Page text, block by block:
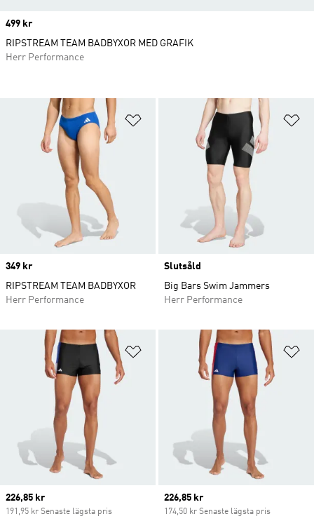
Lägg till på önskelistan
Price
349 kr
RIPSTREAM TEAM BADBYXOR
Herr Performance
Slutsåld
Big Bars Swim Jammers
Herr Performance
Lägg till på önskelistan
Current price
226,85 kr
191,95 kr Senaste lägsta pris
Current price
226,85 kr
174,50 kr Senaste lägsta pris
Price
499 kr
RIPSTREAM TEAM BADBYXOR MED GRAFIK
Herr Performance